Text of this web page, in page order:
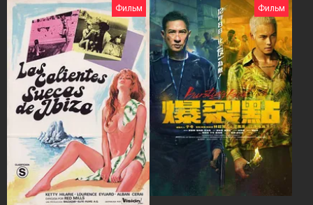
Фильм Фильм